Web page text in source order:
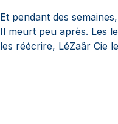
Et pendant des
Il meurt peu après. Les
les réécrire, LéZaâr Cie